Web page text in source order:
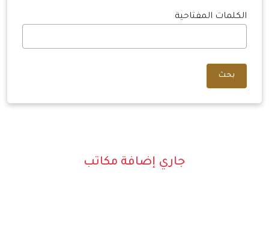
الكلمات المفتاحية
بحث
جاري إضافة مكاتب